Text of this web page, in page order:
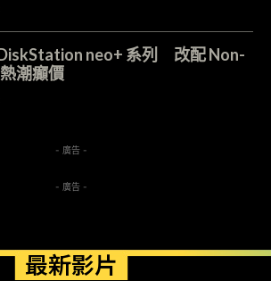
neo+ 系列 改配 Non-
潮癲價
- 廣告 -
- 廣告 -
最新影片